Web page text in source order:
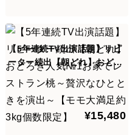
出るかどうかという事か
に1度奇跡の品種と言われ
で期待される
るアントシアニンも豊富で
【5年連続TV出演話題】リピ
ーター続出【朝どれ】おどろ
桃～贅沢なひとときを演出～
【モモ大満足約3kg個数限
定】
¥15,480